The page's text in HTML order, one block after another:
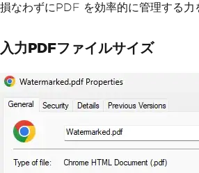
損なわずにPDF を効率的に管理する力
入力PDFファイルサイズ